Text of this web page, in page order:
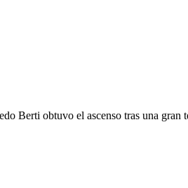
Berti obtuvo el ascenso tras una gran